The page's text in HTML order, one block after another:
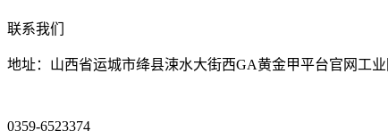
联系我们
地址：山西省运城市绛县涑水大街西GA黄金甲平台官网工业
0359-6523374